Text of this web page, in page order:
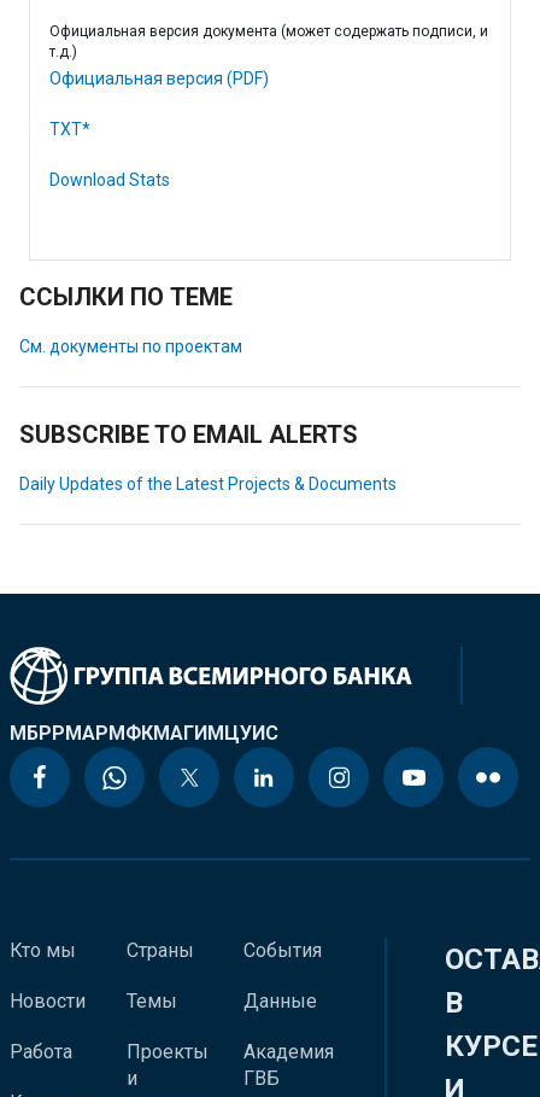
Официальная версия документа (может содержать подписи, и
т.д.)
Официальная версия (PDF)
TXT*
Download Stats
ССЫЛКИ ПО ТЕМЕ
См. документы по проектам
SUBSCRIBE TO EMAIL ALERTS
Daily Updates of the Latest Projects & Documents
МБРРМАРМФКМАГИМЦУИС
Кто мы
Новости
Работа
Страны
Темы
Проекты
и
События
Данные
Академия
ГВБ
В
КУРСЕ
И